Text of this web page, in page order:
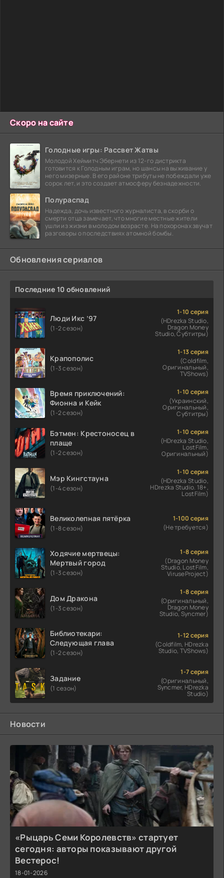
Скоро на сайте
Голодные игры: Рассвет Жатвы
Молодой Хеймитч Эбернети из 12-го дистрикта
готовится к Голодным играм, но шансы на выживание у
него мизерные. В его районе трибуты не побеждали уже
сорок лет, и это создает атмосферу безнадежности.
Полураспад
Надежда, дочь известного журналиста, в скорби о
смерти отца замечает, что многие местные жители
ушли из жизни в молодом возрасте. На похоронах звучат
разговоры о последствиях атомной бомбы.
Обновления сериалов
Последние 10 обновлений
Люди Икс ’97
(1-2 сезон)
1-10 серия
(HDrezka Studio,
Dragon Money
Studio, Субтитры)
Крапополис
(1-3 сезон)
1-13 серия
(Coldfilm,
Оригинальный,
TVShows)
Время приключений:
Фионна и Кейк
(1-2 сезон)
1-10 серия
(Украинский,
Оригинальный,
Субтитры)
Бэтмен: Крестоносец в
плаще
(1-2 сезон)
1-10 серия
(HDrezka Studio,
LostFilm,
Оригинальный)
Мэр Кингстауна
(1-4 сезон)
1-10 серия
(HDrezka Studio,
HDrezka Studio. 18+,
LostFilm)
Великолепная пятёрка
(1-8 сезон)
1-100 серия
(Не требуется)
Ходячие мертвецы:
Мертвый город
(1-3 сезон)
1-8 серия
(Dragon Money
Studio, LostFilm,
ViruseProject)
Дом Дракона
(1-3 сезон)
1-8 серия
(Оригинальный,
Dragon Money
Studio, Syncmer)
Библиотекари:
Следующая глава
(1-2 сезон)
1-12 серия
(Coldfilm, HDrezka
Studio, TVShows)
Задание
(1 сезон)
1-7 серия
(Оригинальный,
Syncmer, HDrezka
Studio)
Новости
«Рыцарь Семи Королевств» стартует
сегодня: авторы показывают другой
Вестерос!
18-01-2026